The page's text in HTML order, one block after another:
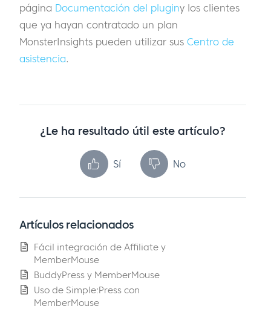
página Documentación del pluginy los clientes
que ya hayan contratado un plan
MonsterInsights pueden utilizar sus Centro de
asistencia.
¿Le ha resultado útil este artículo?
Sí No
Artículos relacionados
Fácil integración de Affiliate y
MemberMouse
BuddyPress y MemberMouse
Uso de Simple:Press con
MemberMouse